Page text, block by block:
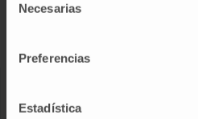
Necesarias
Preferencias
Estadística
Cuidados en casa
NUESTROS PROFESIONALES